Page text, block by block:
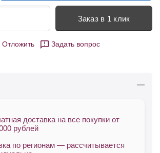
Заказ в 1 клик
Отложить Задать вопрос
доставка на все покупки от
рублей
по регионам — рассчитывается